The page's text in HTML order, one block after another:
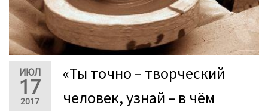
ИЮЛ
17
2017
«Ты точно – творческий
человек, узнай – в чём